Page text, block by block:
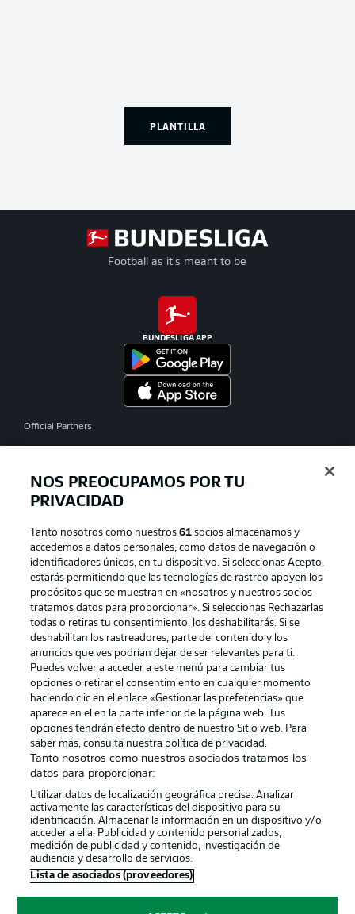
PLANTILLA
Football as it's meant to be
BUNDESLIGA APP
Official Partners
Publicidad Aviso legal
Gestionar las preferencias Declaracion de privacidad
Canales Trabajos
Jugadores Condiciones de uso
Sello Editorial Contacto
© 2026 Bundesliga-Gruppe GmbH
Elegir idioma
NOS PREOCUPAMOS POR TU
PRIVACIDAD
Tanto nosotros como nuestros61 socios almacenamos y
accedemos a datos personales, como datos de navegación o
identificadores únicos, en tu dispositivo. Si seleccionas Acepto,
estarás permitiendo que las tecnologías de rastreo apoyen los
propósitos que se muestran en «nosotros y nuestros socios
tratamos datos para proporcionar». Si seleccionas Rechazarlas
todas o retiras tu consentimiento, los deshabilitarás. Si se
deshabilitan los rastreadores, parte del contenido y los
anuncios que ves podrían dejar de ser relevantes para ti.
Puedes volver a acceder a este menú para cambiar tus
opciones o retirar el consentimiento en cualquier momento
haciendo clic en el enlace «Gestionar las preferencias» que
aparece en el en la parte inferior de la página web. Tus
opciones tendrán efecto dentro de nuestro Sitio web. Para
saber más, consulta nuestra política de privacidad.
Tanto nosotros como nuestros asociados tratamos los
datos para proporcionar:
Utilizar datos de localización geográfica precisa. Analizar
activamente las características del dispositivo para su
identificación. Almacenar la información en un dispositivo y/o
acceder a ella. Publicidad y contenido personalizados,
medición de publicidad y contenido, investigación de
audiencia y desarrollo de servicios.
Lista de asociados (proveedores)